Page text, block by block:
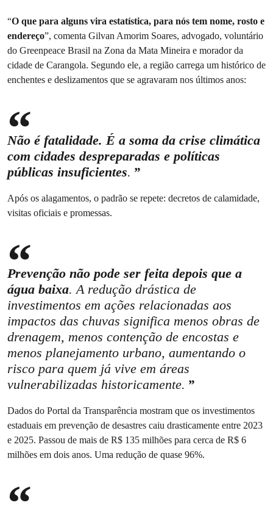
“O que para alguns vira estatística, para nós tem nome, rosto e
endereço”, comenta Gilvan Amorim Soares, advogado, voluntário
do Greenpeace Brasil na Zona da Mata Mineira e morador da
cidade de Carangola. Segundo ele, a região carrega um histórico de
enchentes e deslizamentos que se agravaram nos últimos anos:
Não é fatalidade. É a soma da crise climática
com cidades despreparadas e políticas
públicas insuficientes.
Após os alagamentos, o padrão se repete: decretos de calamidade,
visitas oficiais e promessas.
Prevenção não pode ser feita depois que a
água baixa. A redução drástica de
investimentos em ações relacionadas aos
impactos das chuvas significa menos obras de
drenagem, menos contenção de encostas e
menos planejamento urbano, aumentando o
risco para quem já vive em áreas
vulnerabilizadas historicamente.
Dados do Portal da Transparência mostram que os investimentos
estaduais em prevenção de desastres caiu drasticamente entre 2023
e 2025. Passou de mais de R$ 135 milhões para cerca de R$ 6
milhões em dois anos. Uma redução de quase 96%.